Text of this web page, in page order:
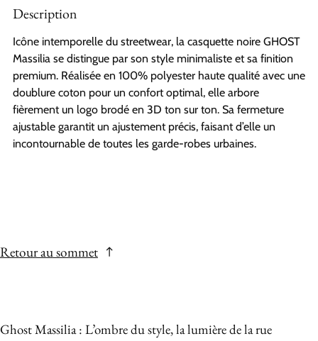
Description
Icône intemporelle du streetwear, la casquette noire GHOST
Massilia se distingue par son style minimaliste et sa finition
premium. Réalisée en 100% polyester haute qualité avec une
doublure coton pour un confort optimal, elle arbore
fièrement un logo brodé en 3D ton sur ton. Sa fermeture
ajustable garantit un ajustement précis, faisant d’elle un
incontournable de toutes les garde-robes urbaines.
Retour au sommet
Ghost Massilia : L’ombre du style, la lumière de la rue